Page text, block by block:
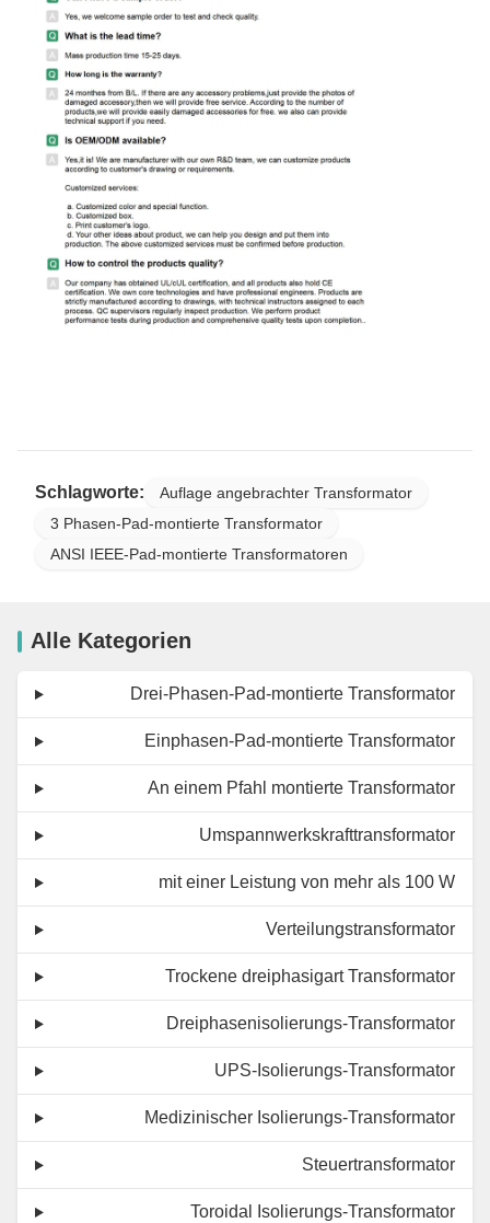
Schlagworte:
Auflage angebrachter Transformator
3 Phasen-Pad-montierte Transformator
ANSI IEEE-Pad-montierte Transformatoren
Alle Kategorien
Drei-Phasen-Pad-montierte Transformator
Einphasen-Pad-montierte Transformator
An einem Pfahl montierte Transformator
Umspannwerkskrafttransformator
mit einer Leistung von mehr als 100 W
Verteilungstransformator
Trockene dreiphasigart Transformator
Dreiphasenisolierungs-Transformator
UPS-Isolierungs-Transformator
Medizinischer Isolierungs-Transformator
Steuertransformator
Toroidal Isolierungs-Transformator